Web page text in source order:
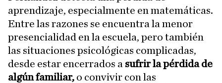
aprendizaje, especialmente en matemáticas.
Entre las razones se encuentra la menor
presencialidad en la escuela, pero también
las situaciones psicológicas complicadas,
desde estar encerrados a sufrir la pérdida de
algún familiar, o convivir con las